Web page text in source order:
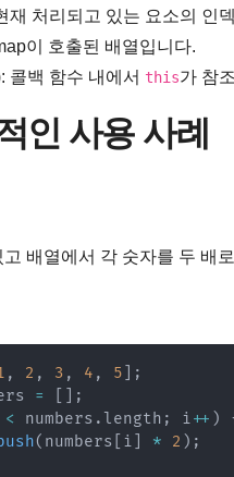
재 처리되고 있는 요소의 인
이 호출된 배열입니다.
콜백 함수 내에서 this가 참
인 사용 사례
배열에서 각 숫자를 두 배
, 2 , 3 , 4 , 5
;
=
;
< numbers . length ; i++ )
( numbers i * 2 ) ;